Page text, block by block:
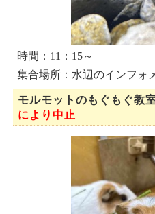
時間：11：15～
集合場所：水辺のインフォ
モルモットのもぐもぐ教
により中止